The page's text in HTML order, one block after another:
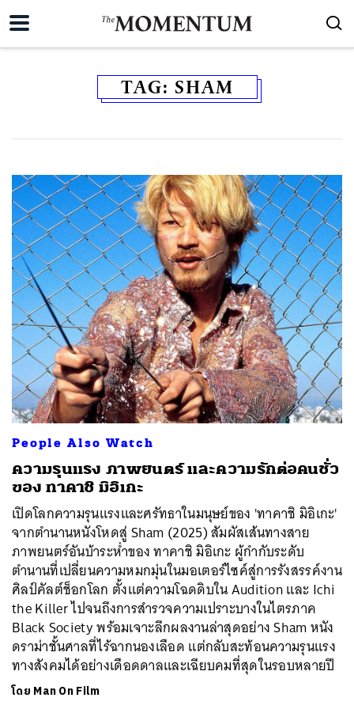
TAG: SHAM
People Also Watch
ความรุนแรง ภาพยนตร์ และความรักต่อคนชั่ว
ของ ทาคาชิ มิอิเกะ
เปิดโลกความรุนแรงและศรัทธาในมนุษย์ของ 'ทาคาชิ มิอิเกะ'
จากตำนานหนังโหดสู่ Sham (2025) สัมผัสเส้นทางสาย
ภาพยนตร์อันบ้าระห่ำของ ทาคาชิ มิอิเกะ ผู้กำกับระดับ
ตำนานที่เปลี่ยนความหมกมุ่นในมอเตอร์ไซค์สู่การรังสรรค์งาน
ศิลป์คัลต์ช็อกโลก ตั้งแต่ความโฉดดิบใน Audition และ Ichi
the Killer ไปจนถึงการสำรวจความเปราะบางในไตรภาค
Black Society พร้อมเจาะลึกผลงานล่าสุดอย่าง Sham หนัง
ดราม่าชั้นศาลที่ไร้ฉากนองเลือด แต่กลับสะท้อนความรุนแรง
ทางสังคมได้อย่างเดือดดาลและเฉียบคมที่สุดในรอบหลายปี
โดย Man On Film
SHARE TWEET LINE EMAIL